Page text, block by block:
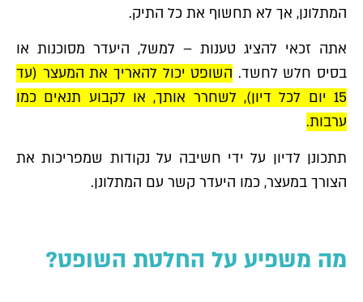
המתלונן, אך לא תחשוף את כל התיק.
אתה זכאי להציג טענות – למשל, היעדר מסוכנות או
בסיס חלש לחשד. השופט יכול להאריך את המעצר (עד
15 יום לכל דיון), לשחרר אותך, או לקבוע תנאים כמו
ערבות.
תתכונן לדיון על ידי חשיבה על נקודות שמפריכות את
הצורך במעצר, כמו היעדר קשר עם המתלונן.
מה משפיע על החלטת השופט?